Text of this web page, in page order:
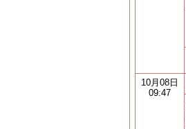
10月08日
09:47